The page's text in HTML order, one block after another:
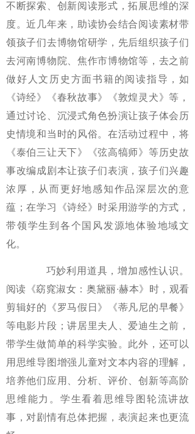
不断探索、创新阅读形式，拓展思维的深
度。近几年来，助读协会结合阅读素材带
领孩子们去博物馆研学，先后组织孩子们
去河南博物院、焦作市博物馆等，去之前
做好人文历史方面书籍的阅读指导，如
《诗经》《春秋故事》《敦煌灵犬》等，
通过讨论、沉浸式角色扮演让孩子体会历
史情境和当时的风俗。在活动过程中，将
《泰伯三让天下》《弦高犒师》等历史故
事改编成剧本让孩子们表演，孩子们兴趣
浓厚，从而更好地感知作品深层次的意
蕴；在学习《诗经》时采用游学的方式，
带领学生到各个国风发源地体验地域文
化。
巧妙利用道具，增加感性认识。
阅读《窈窕淑女：奥黛丽∙赫本》时，观看
剪辑好的《罗马假日》《蒂凡尼的早餐》
等电影片段；讲居里夫人、爱迪生之前，
带学生做简单的科学实验。此外，还可以
用思维导图增强儿童对文本内容的理解，
培养他们应用、分析、评价、创新等高阶
思维能力。学生看着思维导图轮流讲故
事，对剧情有总体把握，表演起来也更流